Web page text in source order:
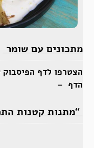
מתכונים עם שומר
הצטרפו לדף הפיסבוק
הדף –
“מתנות קטנות